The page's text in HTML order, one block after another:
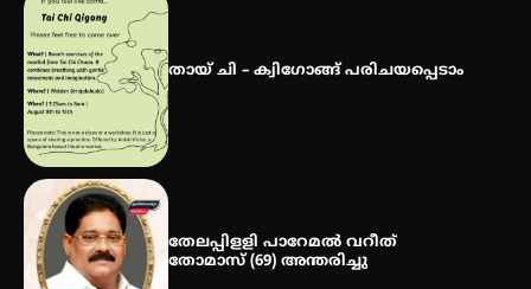
തായ് ചി – ക്വിഗോങ്ങ് പരിചയപ്പെടാം
തേലപ്പിളളി പാറേമൽ വറീത്
തോമാസ് (69) അന്തരിച്ചു